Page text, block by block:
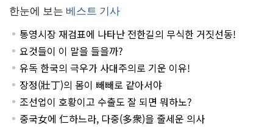
한눈에 보는 베스트 기사
통영시장 재검표에 나타난 전한길의 무식한 거짓선동!
요것들이 이 말을 들을까?
유독 한국의 극우가 사대주의로 기운 이유!
장정(壯丁)의 몸이 빼빼로 같아서야
조선업이 호황이고 수출도 잘 되면 뭐하노?
중국女에 仁하느라, 다중(多衆)을 줄세운 의사